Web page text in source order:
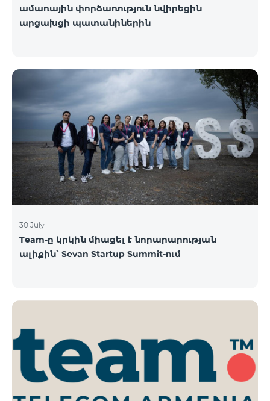
ամառային փորձառություն նվիրեցին
արցախցի պատանիներին
30 July
Team-ը կրկին միացել է նորարարության
ալիքին՝ Sevan Startup Summit-ում